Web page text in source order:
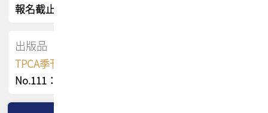
報名截止日 : 8/3 活動日期 : 8/15
出版品
TPCA季刊 FREE 線上版
No.111：PCB全球風險布局與韌性